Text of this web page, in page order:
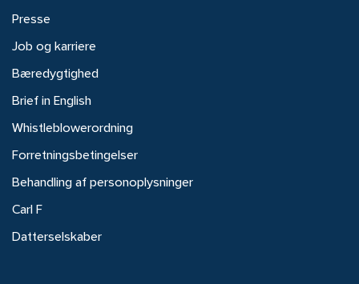
Presse
Job og karriere
Bæredygtighed
Brief in English
Whistleblowerordning
Forretningsbetingelser
Behandling af personoplysninger
Carl F
Datterselskaber